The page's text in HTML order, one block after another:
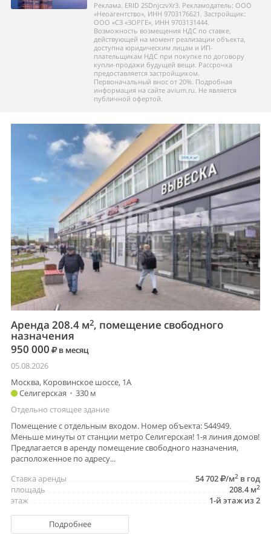
Реклама. ERID 2SDnjczvXr3. Рекламодатель: ООО
«Неоагентство», ИНН 9703176621. Застройщик:
ООО «СЗ «ЗОРГЕ», ИНН 9703131444.
Возможность возмещения НДС по ставке,
действующей на момент реализации объекта,
доступна юридическим лицам и ИП-
плательщикам НДС при покупке по договору
купли-продажи будущей вещи. Рассрочка
предоставляется застройщиком.
Первоначальный внос от 20%. Подробная
информация на сайте avium.ru. Не является
публичной офертой.
Аренда 208.4 м2, помещение свободного
назначения
950 000
в месяц
05.08.2026
Москва, Коровинское шоссе, 1А
Селигерская • 330 м
Отдельно стоящее здание
Помещение с отдельным входом. Номер объекта: 544949.
Меньше минуты от станции метро Селигерская! 1-я линия домов!
Предлагается в аренду помещение свободного назначения,
расположенное по адресу...
54 702
/м2 в год
Ставка аренды
208.4 м2
площадь
1-й этаж из 2
этаж
Подробнее